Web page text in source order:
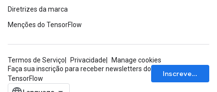
Diretrizes da marca
Menções do TensorFlow
Termos de Serviço Privacidade
Manage cookies
Faça sua inscrição para receber newsletters do
TensorFlow
Inscrever-se